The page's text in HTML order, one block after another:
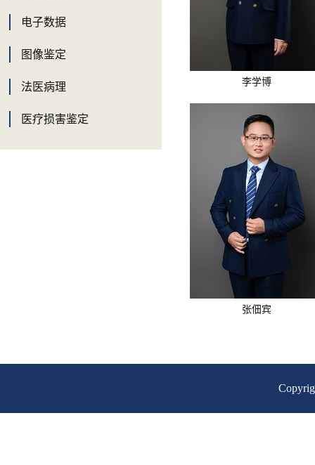
电子数据
图像鉴定
法医病理
医疗损害鉴定
李学博
张佃宾